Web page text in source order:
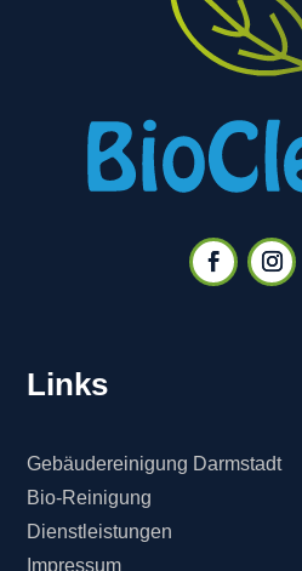
Links
Gebäudereinigung Darmstadt
Bio-Reinigung
Dienstleistungen
Impressum